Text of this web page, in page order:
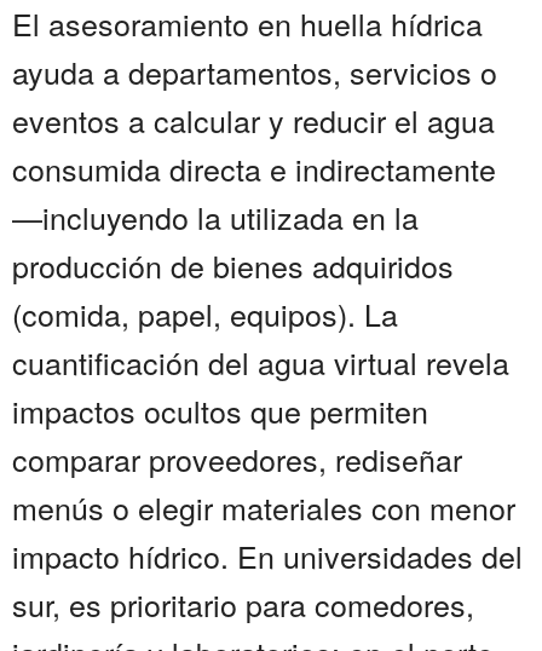
El asesoramiento en huella hídrica
ayuda a departamentos, servicios o
eventos a calcular y reducir el agua
consumida directa e indirectamente
—incluyendo la utilizada en la
producción de bienes adquiridos
(comida, papel, equipos). La
cuantificación del agua virtual revela
impactos ocultos que permiten
comparar proveedores, rediseñar
menús o elegir materiales con menor
impacto hídrico. En universidades del
sur, es prioritario para comedores,